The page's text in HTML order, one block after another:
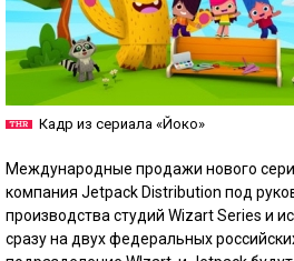
Кадр из сериала «Йоко»
Международные продажи нового
компания Jetpack Distribution под
производства студий Wizart Series и
сразу на двух федеральных